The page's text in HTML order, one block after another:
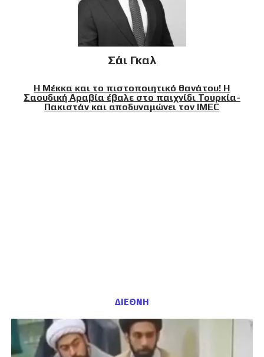
Σάι Γκαλ
Η Μέκκα και το πιστοποιητικό θανάτου! Η
Σαουδική Αραβία έβαλε στο παιχνίδι Τουρκία-
Πακιστάν και αποδυναμώνει τον IMEC
ΔΙΕΘΝΗ